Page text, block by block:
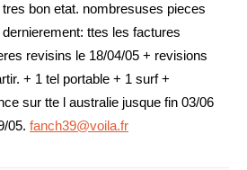
bon etat. nombresuses pieces
ttes les factures
revisins le 18/04/05 + revisions
+ 1 tel portable + 1 surf +
sur tte l australie jusque fin 03/06
05. fanch39@voila.fr